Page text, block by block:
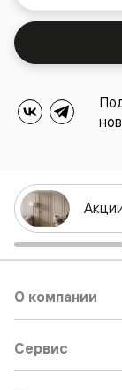
О компании
Сервис